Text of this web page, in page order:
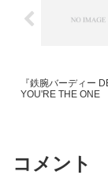
『鉄腕バーディー
YOU'RE THE ONE
コメント